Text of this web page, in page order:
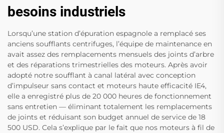
besoins industriels
Lorsqu’une station d’épuration espagnole a remplacé ses
anciens soufflants centrifuges, l’équipe de maintenance en
avait assez des remplacements mensuels des joints d’arbre
et des réparations trimestrielles des moteurs. Après avoir
adopté notre soufflant à canal latéral avec conception
d’impulseur sans contact et moteurs haute efficacité IE4,
elle a enregistré plus de 20 000 heures de fonctionnement
sans entretien — éliminant totalement les remplacements
de joints et réduisant son budget annuel de service de 18
500 USD. Cela s’explique par le fait que nos moteurs à fil de